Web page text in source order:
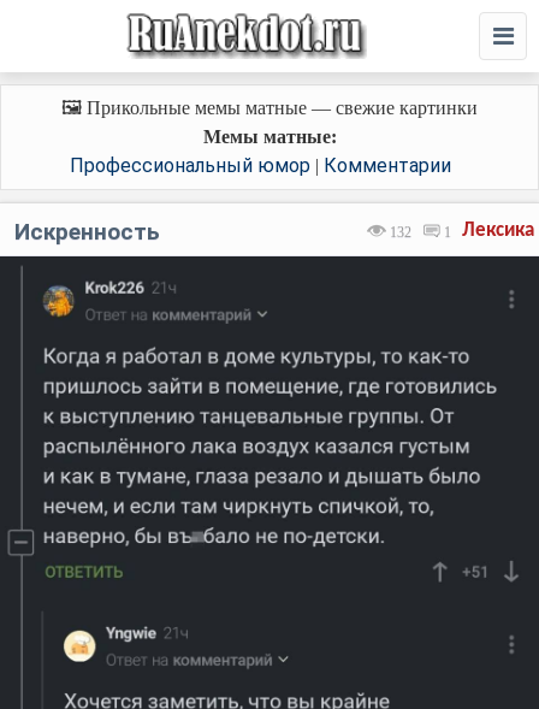
🖼️ Прикольные мемы матные — свежие картинки
Мемы матные:
Профессиональный юмор | Комментарии
Лексика
132 1
Искренность